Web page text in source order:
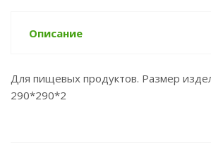
Описание
Для пищевых продуктов. Размер
290*290*2